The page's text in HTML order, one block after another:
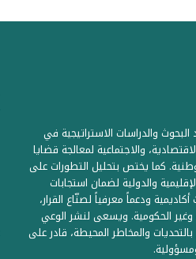
والدراسات الاستراتيجية في
والاجتماعية لمعالجة قضايا
وطنية. كما يختص بتحليل التطورات على
والدولية لضمان استجابات
ودعماً معرفياً لصنّاع القرار،
الحكومية. ويسعى لنشر الوعي
والمخاطر المحيطة، قادر على